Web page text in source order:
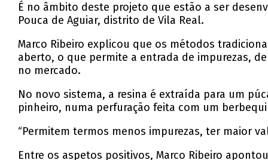
É no âmbito deste projeto que estão a ser
Pouca de Aguiar, distrito de Vila Real.
Marco Ribeiro explicou que os métodos
aberto, o que permite a entrada de impurezas,
no mercado.
No novo sistema, a resina é extraída para um
pinheiro, numa perfuração feita com um
“Permitem termos menos impurezas, ter maior
Entre os aspetos positivos, Marco Ribeiro